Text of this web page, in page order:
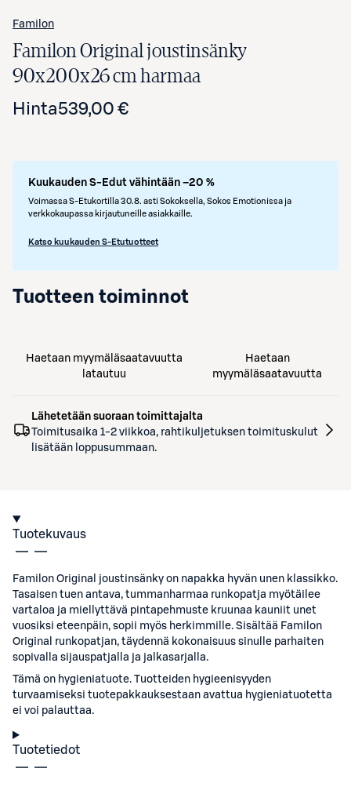
Familon
Familon Original joustinsänky
90x200x26 cm harmaa
Hinta539,00 €
Kuukauden S-Edut vähintään –20 %
Voimassa S-Etukortilla 30.8. asti Sokoksella, Sokos Emotionissa ja
verkkokaupassa kirjautuneille asiakkaille.
Katso kuukauden S-Etutuotteet
Tuotteen toiminnot
Haetaan myymäläsaatavuutta
latautuu
Haetaan
myymäläsaatavuutta
Lähetetään suoraan toimittajalta
Toimitusaika 1-2 viikkoa, rahtikuljetuksen toimituskulut
lisätään loppusummaan.
Tuotekuvaus
Familon Original joustinsänky on napakka hyvän unen klassikko.
Tasaisen tuen antava, tummanharmaa runkopatja myötäilee
vartaloa ja miellyttävä pintapehmuste kruunaa kauniit unet
vuosiksi eteenpäin, sopii myös herkimmille. Sisältää Familon
Original runkopatjan, täydennä kokonaisuus sinulle parhaiten
sopivalla sijauspatjalla ja jalkasarjalla.
Tämä on hygieniatuote. Tuotteiden hygieenisyyden
turvaamiseksi tuotepakkauksestaan avattua hygieniatuotetta
ei voi palauttaa.
Tuotetiedot